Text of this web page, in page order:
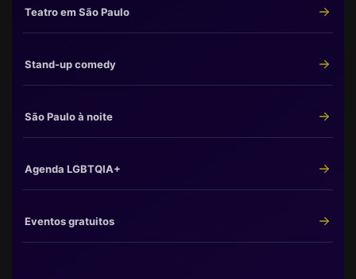
Teatro em São Paulo
Stand-up comedy
São Paulo à noite
Agenda LGBTQIA+
Eventos gratuitos